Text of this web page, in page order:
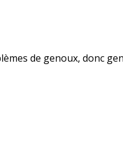
de genoux, donc